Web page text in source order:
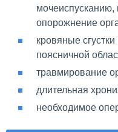
опорожнение
кровяные
поясничной
травмирование
длительная
необходимое